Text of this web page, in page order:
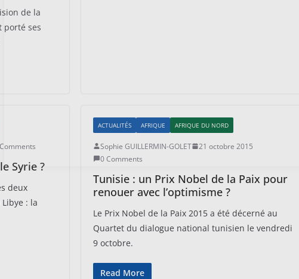
de la
porté ses
Syrie ?
deux
: la
ACTUALITÉS AFRIQUE AFRIQUE DU NORD
Sophie GUILLERMIN-GOLET
21 octobre 2015
0 Comments
Tunisie : un Prix Nobel de la Paix pour
renouer avec l’optimisme ?
Le Prix Nobel de la Paix 2015 a été décerné au
Quartet du dialogue national tunisien le vendredi
9 octobre.
Read More